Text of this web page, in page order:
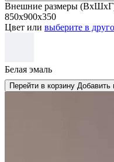
Внешние размеры
850x900x350
Цвет или выберите в
Белая эмаль
Перейти в корзину Добавить